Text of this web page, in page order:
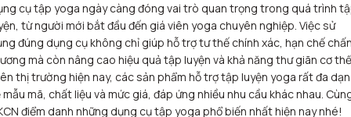
cụ tập yoga ngày càng đóng vai trò quan trọng trong quá trình
từ người mới bắt đầu đến giá viên yoga chuyên nghiệp. Việc sử
đúng dụng cụ không chỉ giúp hỗ trợ tư thế chính xác, hạn chế
mà còn nâng cao hiệu quả tập luyện và khả năng thư giãn cơ
thị trường hiện nay, các sản phẩm hỗ trợ tập luyện yoga rất đa
mẫu mã, chất liệu và mức giá, đáp ứng nhiều nhu cầu khác nhau.
điểm danh những dụng cụ tập yoga phổ biến nhất hiện nay nhé!